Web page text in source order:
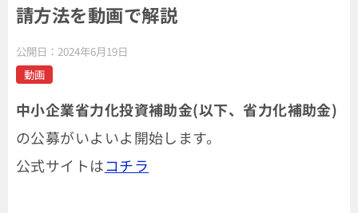
請方法を動画で解説
公開日： 2024年6月19日
動画
中小企業省力化投資補助金(以下、省力化補助金)
の公募がいよいよ開始します。
公式サイトはコチラ